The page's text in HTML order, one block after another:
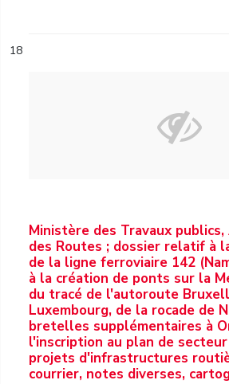
18
Ministère des Travaux
des Routes ; dossier relatif à
de la ligne ferroviaire 142
à la création de ponts sur la
du tracé de l'autoroute
Luxembourg, de la rocade de
bretelles supplémentaires à
l'inscription au plan de
projets d'infrastructures
courrier, notes diverses,